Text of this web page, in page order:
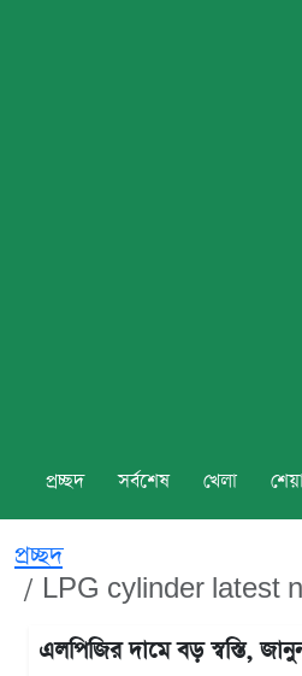
প্রচ্ছদ সর্বশেষ খেলা
প্রচ্ছদ
LPG cylinder latest
এলপিজির দামে বড় স্বস্তি,